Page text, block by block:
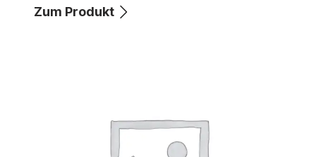
Zum Produkt